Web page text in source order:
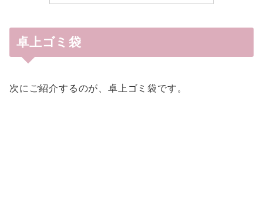
卓上ゴミ袋
次にご紹介するのが、卓上ゴミ袋です。